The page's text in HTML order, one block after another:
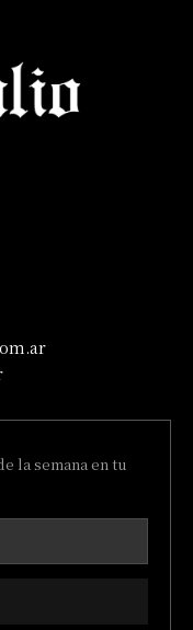
la semana en tu